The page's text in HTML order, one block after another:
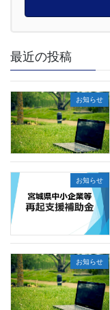
最近の投稿
お知らせ
お知らせ
お知らせ